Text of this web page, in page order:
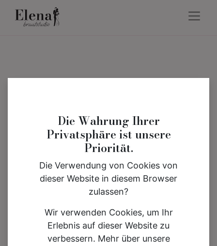
Die Wahrung Ihrer
Privatsphäre ist unsere
Priorität.
Die Verwendung von Cookies von
dieser Website in diesem Browser
zulassen?
Wir verwenden Cookies, um Ihr
Erlebnis auf dieser Website zu
verbessern. Mehr über unsere